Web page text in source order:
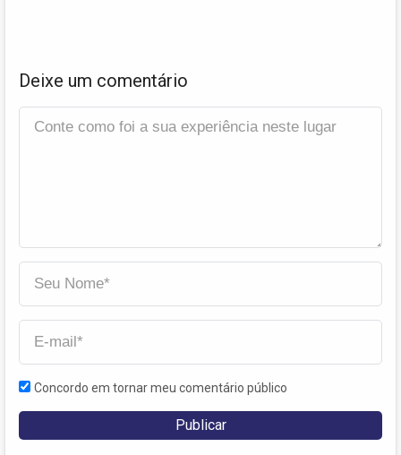
Deixe um comentário
Concordo em tornar meu comentário público